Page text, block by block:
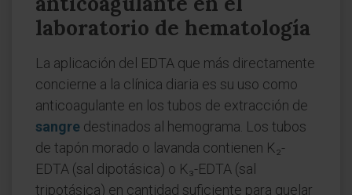
laboratorio de hematología
La aplicación del EDTA que más directamente
concierne a la clínica diaria es su uso como
anticoagulante en los tubos de extracción de
sangre destinados al hemograma. Los tubos
de tapón morado o lavanda contienen K₂-
EDTA (sal dipotásica) o K₃-EDTA (sal
tripotásica) en cantidad suficiente para quelar